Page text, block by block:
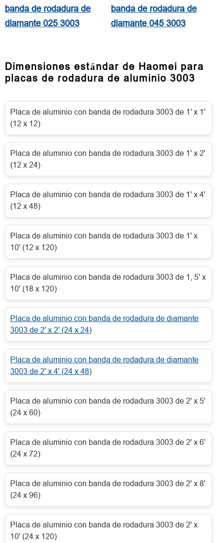
banda de rodadura de
diamante 025 3003
banda de rodadura de
diamante 045 3003
Dimensiones estándar de Haomei para
placas de rodadura de aluminio 3003
Placa de aluminio con banda de rodadura 3003 de 1' x 1'
(12 x 12)
Placa de aluminio con banda de rodadura 3003 de 1' x 2'
(12 x 24)
Placa de aluminio con banda de rodadura 3003 de 1' x 4'
(12 x 48)
Placa de aluminio con banda de rodadura 3003 de 1' x
10' (12 x 120)
Placa de aluminio con banda de rodadura 3003 de 1, 5' x
10' (18 x 120)
Placa de aluminio con banda de rodadura de diamante
3003 de 2' x 2' (24 x 24)
Placa de aluminio con banda de rodadura de diamante
3003 de 2' x 4' (24 x 48)
Placa de aluminio con banda de rodadura 3003 de 2' x 5'
(24 x 60)
Placa de aluminio con banda de rodadura 3003 de 2' x 6'
(24 x 72)
Placa de aluminio con banda de rodadura 3003 de 2' x 8'
(24 x 96)
Placa de aluminio con banda de rodadura 3003 de 2' x
10' (24 x 120)